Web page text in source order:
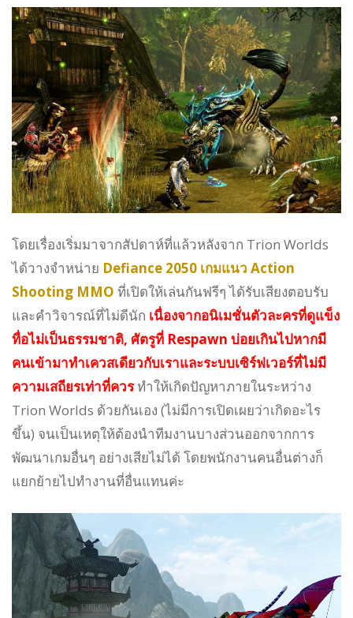
โดยเรื่องเริ่มมาจากสัปดาห์ที่แล้วหลังจาก Trion Worlds
ได้วางจำหน่าย Defiance 2050 เกมแนว Action
Shooting MMO ที่เปิดให้เล่นกันฟรีๆ ได้รับเสียงตอบรับ
และคำวิจารณ์ที่ไม่ดีนัก เนื่องจากอนิเมชั่นตัวละครที่ดูแข็ง
ทื่อไม่เป็นธรรมชาติ, ศัตรูที่ Respawn บ่อยเกินไปหากมี
คนเข้ามาทำเควสเดียวกับเราและระบบเซิร์ฟเวอร์ที่ไม่มี
ความเสถียรเท่าที่ควรทำให้เกิดปัญหาภายในระหว่าง
Trion Worlds ด้วยกันเอง (ไม่มีการเปิดเผยว่าเกิดอะไร
ขึ้น) จนเป็นเหตุให้ต้องนำทีมงานบางส่วนออกจากการ
พัฒนาเกมอื่นๆ อย่างเสียไม่ได้ โดยพนักงานคนอื่นต่างก็
แยกย้ายไปทำงานที่อื่นแทนค่ะ